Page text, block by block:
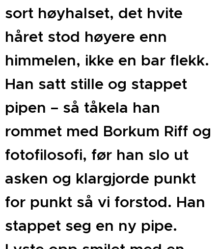
sort høyhalset, det hvite
håret stod høyere enn
himmelen, ikke en bar flekk.
Han satt stille og stappet
pipen – så tåkela han
rommet med Borkum Riff og
fotofilosofi, før han slo ut
asken og klargjorde punkt
for punkt så vi forstod. Han
stappet seg en ny pipe.